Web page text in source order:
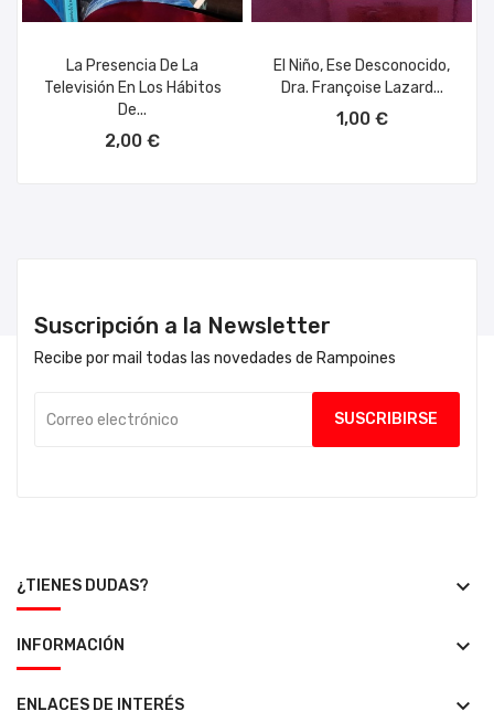
La Presencia De La
Televisión En Los Hábitos
De...
2,00 €
El Niño, Ese Desconocido,
Dra. Françoise Lazard...
1,00 €
Suscripción a la Newsletter
Recibe por mail todas las novedades de Rampoines
¿TIENES DUDAS? keyboard_arrow_down
INFORMACIÓN keyboard_arrow_down
ENLACES DE INTERÉS